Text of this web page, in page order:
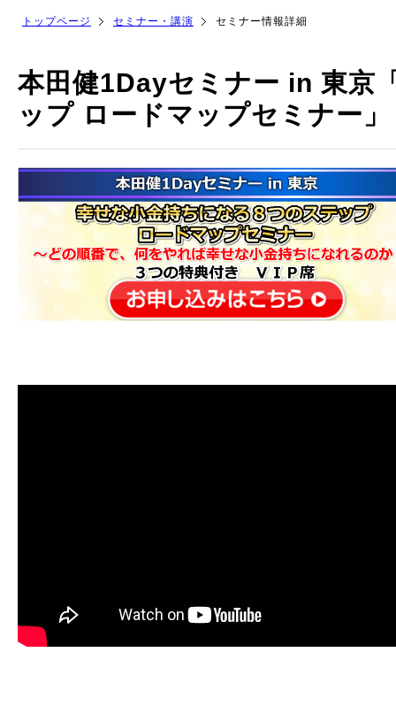
トップページ セミナー・講演 セミナー情報詳細
本田健1Dayセミナー in 東京
ップ ロードマップセミナー」